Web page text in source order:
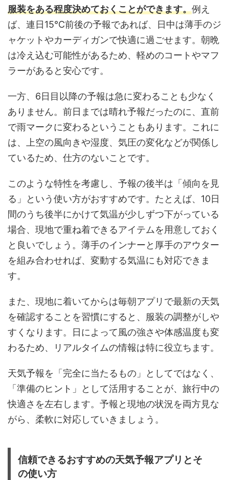
服装をある程度決めておくことができます。例え
ば、連日15℃前後の予報であれば、日中は薄手のジ
ャケットやカーディガンで快適に過ごせます。朝晩
は冷え込む可能性があるため、軽めのコートやマフ
ラーがあると安心です。
一方、6日目以降の予報は急に変わることも少なく
ありません。前日までは晴れ予報だったのに、直前
で雨マークに変わるということもあります。これに
は、上空の風向きや湿度、気圧の変化などが関係し
ているため、仕方のないことです。
このような特性を考慮し、予報の後半は「傾向を見
る」という使い方がおすすめです。たとえば、10日
間のうち後半にかけて気温が少しずつ下がっている
場合、現地で重ね着できるアイテムを用意しておく
と良いでしょう。薄手のインナーと厚手のアウター
を組み合わせれば、変動する気温にも対応できま
す。
また、現地に着いてからは毎朝アプリで最新の天気
を確認することを習慣にすると、服装の調整がしや
すくなります。日によって風の強さや体感温度も変
わるため、リアルタイムの情報は特に役立ちます。
天気予報を「完全に当たるもの」としてではなく、
「準備のヒント」として活用することが、旅行中の
快適さを左右します。予報と現地の状況を両方見な
がら、柔軟に対応していきましょう。
信頼できるおすすめの天気予報アプリとそ
の使い方